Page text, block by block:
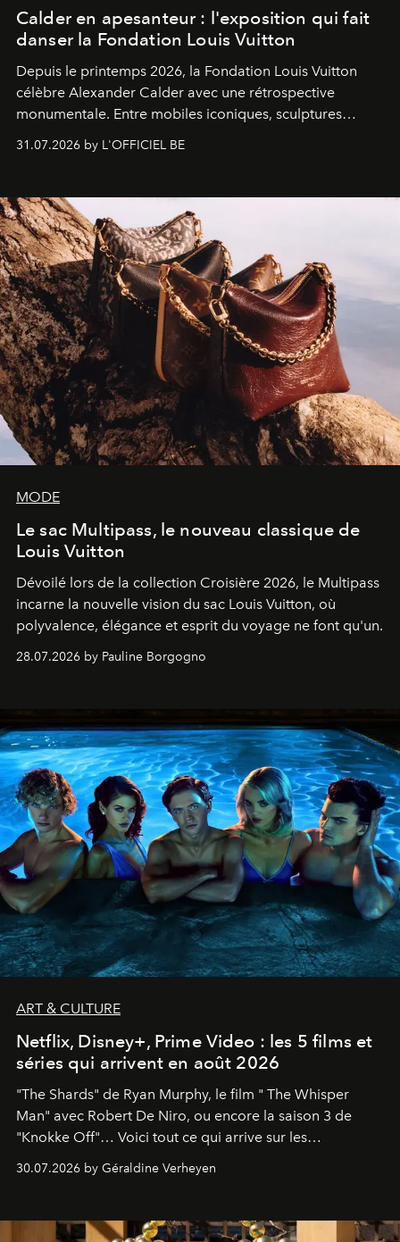
Calder en apesanteur : l'exposition qui fait
danser la Fondation Louis Vuitton
Depuis le printemps 2026, la Fondation Louis Vuitton
célèbre Alexander Calder avec une rétrospective
monumentale. Entre mobiles iconiques, sculptures
américain investit les espaces imaginés par Frank Gehry
sculpture.
31.07.2026 by L'OFFICIEL BE
MODE
Le sac Multipass, le nouveau classique de
Louis Vuitton
Dévoilé lors de la collection Croisière 2026, le Multipass
incarne la nouvelle vision du sac Louis Vuitton, où
polyvalence, élégance et esprit du voyage ne font qu'un.
28.07.2026 by Pauline Borgogno
ART & CULTURE
Netflix, Disney+, Prime Video : les 5 films et
séries qui arrivent en août 2026
"The Shards" de Ryan Murphy, le film " The Whisper
Man" avec Robert De Niro, ou encore la saison 3 de
"Knokke Off"… Voici tout ce qui arrive sur les
30.07.2026 by Géraldine Verheyen